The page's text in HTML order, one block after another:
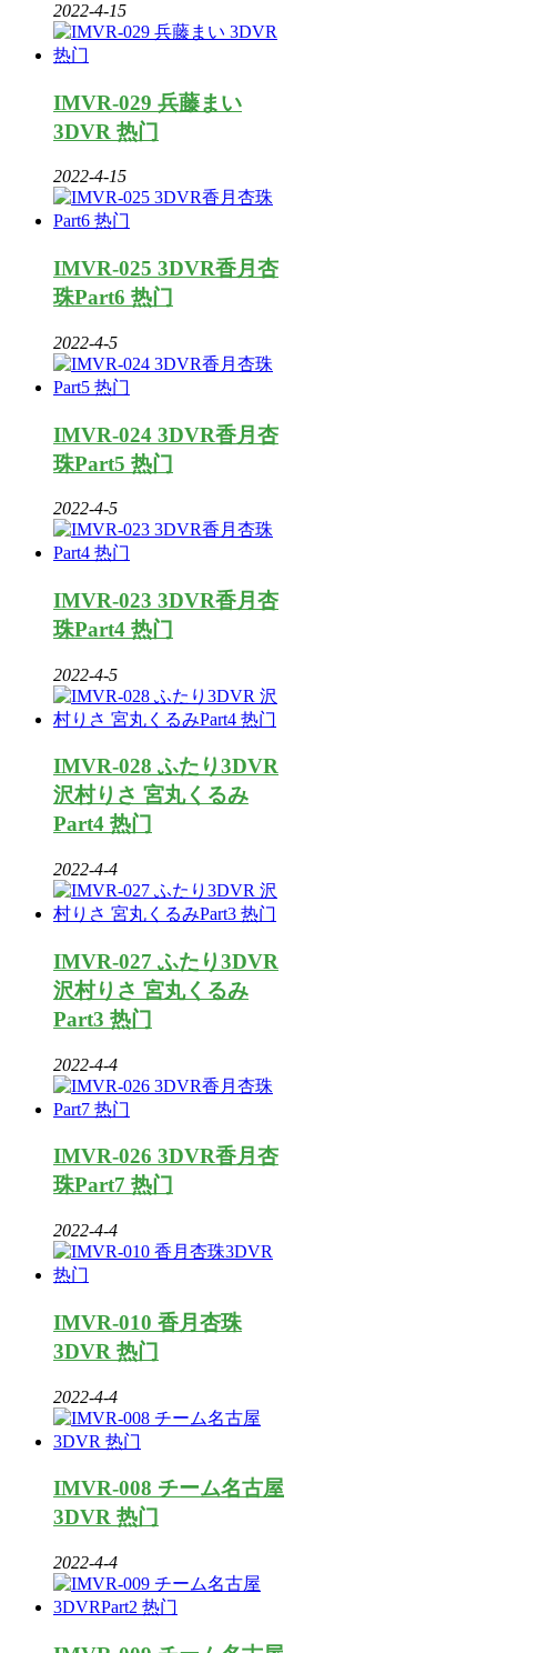
2022-4-15
IMVR-029 兵藤まい
3DVR 热门
2022-4-15
IMVR-025 3DVR香月杏
珠Part6 热门
2022-4-5
IMVR-024 3DVR香月杏
珠Part5 热门
2022-4-5
IMVR-023 3DVR香月杏
珠Part4 热门
2022-4-5
IMVR-028 ふたり3DVR
沢村りさ 宮丸くるみ
Part4 热门
2022-4-4
IMVR-027 ふたり3DVR
沢村りさ 宮丸くるみ
Part3 热门
2022-4-4
IMVR-026 3DVR香月杏
珠Part7 热门
2022-4-4
IMVR-010 香月杏珠
3DVR 热门
2022-4-4
IMVR-008 チーム名古屋
3DVR 热门
2022-4-4